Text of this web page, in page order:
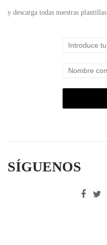
y descarga todas nuestras plantillas
SÍGUENOS